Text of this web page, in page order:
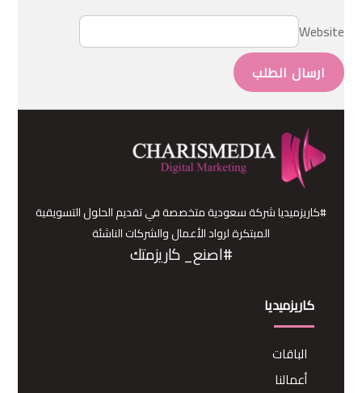
Website
ارسال الطلب
#كاريزميديا شركة سعودية متخصصة في تقديم الحلول التسويقية
المبتكرة لرواد الأعمال والشركات الناشئة
#اصنع_ كاريزمتك
كاريزميديا
الباقات
أعمالنا